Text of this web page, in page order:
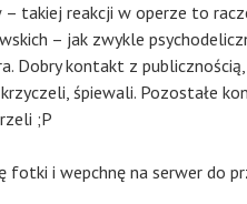
– takiej reakcji w operze to
– jak zwykle
Dobry kontakt z
śpiewali. Pozostałe
;P
fotki i wepchnę na serwer do